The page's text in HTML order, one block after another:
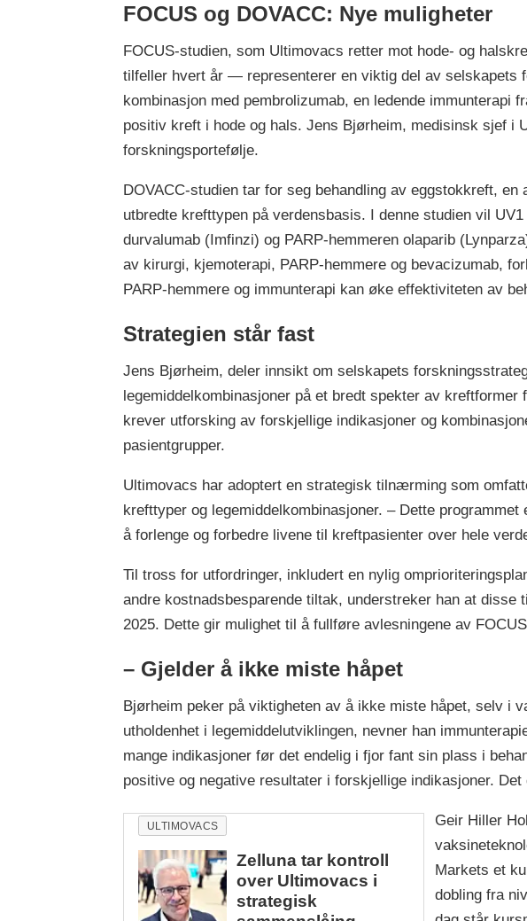
FOCUS og DOVACC: Nye muligheter
FOCUS-studien, som Ultimovacs retter mot hode- og
tilfeller hvert år — representerer en viktig del av selskapets
kombinasjon med pembrolizumab, en ledende immunterapi
positiv kreft i hode og hals. Jens Bjørheim, medisinsk sjef i
forskningsportefølje.
DOVACC-studien tar for seg behandling av eggstokkreft,
utbredte krefttypen på verdensbasis. I denne studien vil
durvalumab (Imfinzi) og PARP-hemmeren olaparib
av kirurgi, kjemoterapi, PARP-hemmere og bevacizumab,
PARP-hemmere og immunterapi kan øke effektiviteten av
Strategien står fast
Jens Bjørheim, deler innsikt om selskapets
legemiddelkombinasjoner på et bredt spekter av
krever utforsking av forskjellige indikasjoner og
pasientgrupper.
Ultimovacs har adoptert en strategisk tilnærming som
krefttyper og legemiddelkombinasjoner. – Dette
å forlenge og forbedre livene til kreftpasienter over hele
Til tross for utfordringer, inkludert en nylig
andre kostnadsbesparende tiltak, understreker han at
2025. Dette gir mulighet til å fullføre avlesningene av
– Gjelder å ikke miste håpet
Bjørheim peker på viktigheten av å ikke miste håpet, selv i
utholdenhet i legemiddelutviklingen, nevner han
mange indikasjoner før det endelig i fjor fant sin plass i
positive og negative resultater i forskjellige indikasjoner.
ULTIMOVACS
Zelluna tar kontroll
over Ultimovacs i
strategisk
Geir Hiller
Markets et
dobling fra